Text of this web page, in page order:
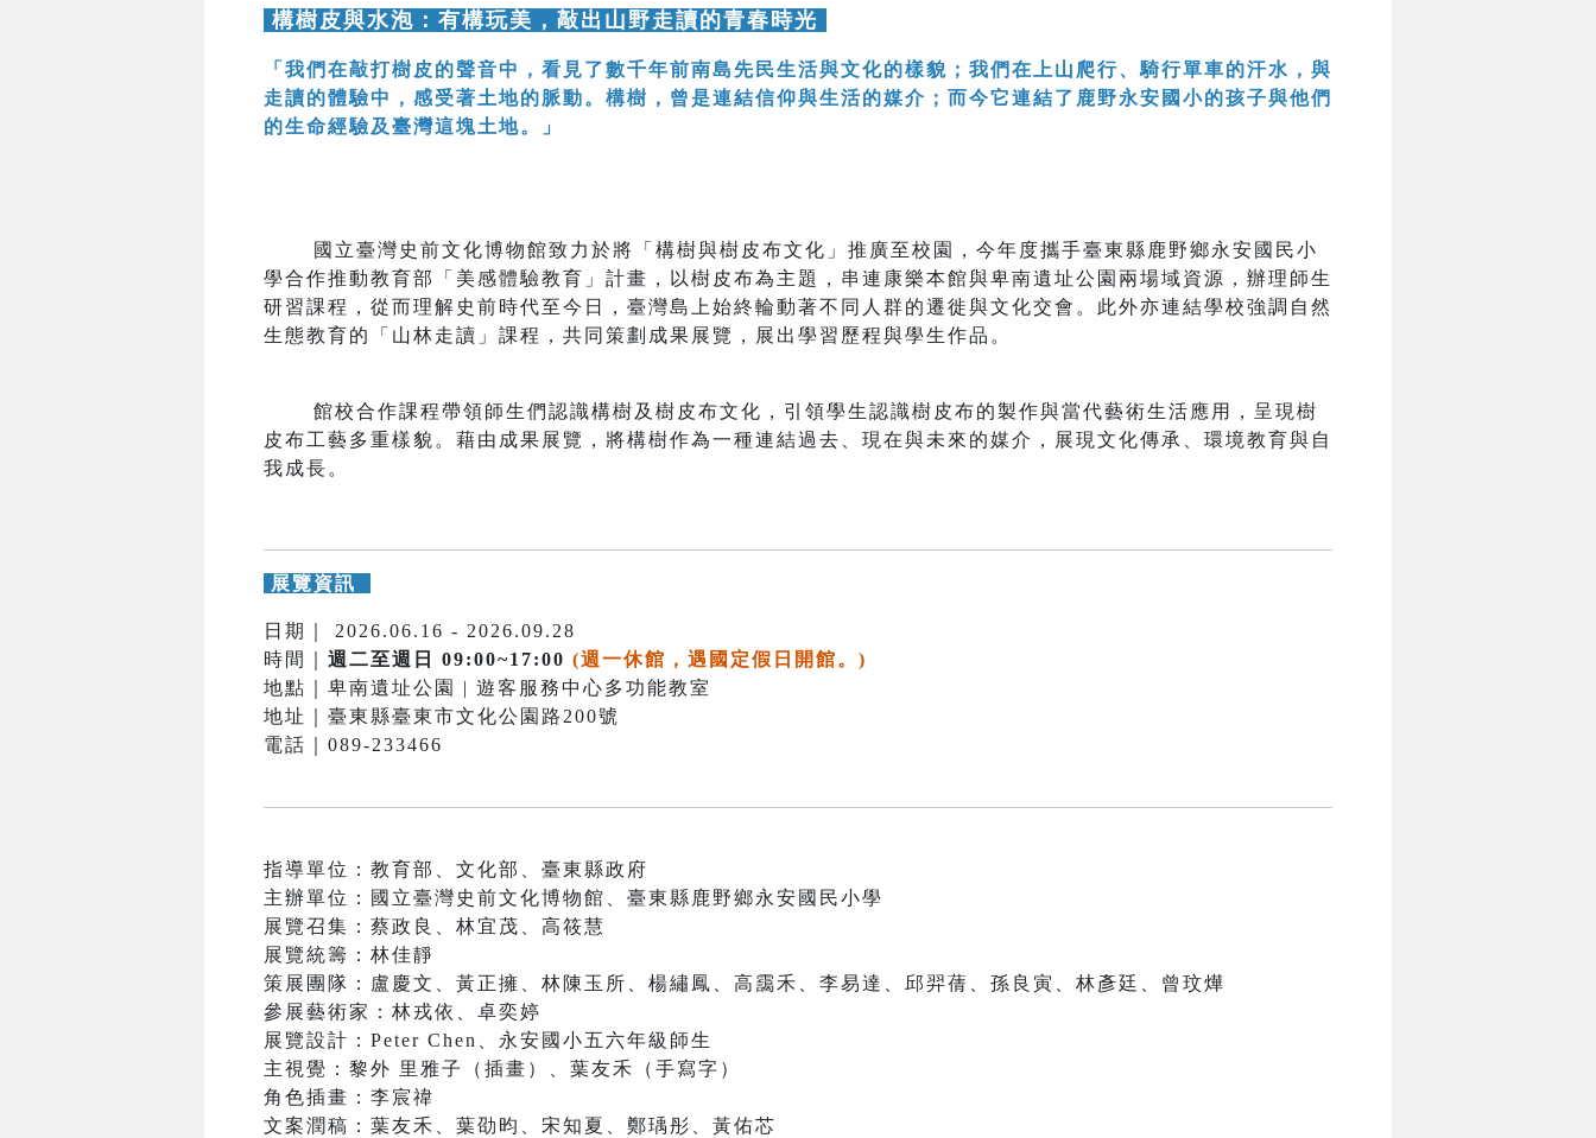
構樹皮與水泡：有構玩美，敲出山野走讀的青春時光
「我們在敲打樹皮的聲音中，看見了數千年前南島先民生活與文化的樣貌；我們在上山爬行、騎行單車的汗水，與
走讀的體驗中，感受著土地的脈動。構樹，曾是連結信仰與生活的媒介；而今它連結了鹿野永安國小的孩子與他們
的生命經驗及臺灣這塊土地。」
國立臺灣史前文化博物館致力於將「構樹與樹皮布文化」推廣至校園，今年度攜手臺東縣鹿野鄉永安國民小
學合作推動教育部「美感體驗教育」計畫，以樹皮布為主題，串連康樂本館與卑南遺址公園兩場域資源，辦理師生
研習課程，從而理解史前時代至今日，臺灣島上始終輪動著不同人群的遷徙與文化交會。此外亦連結學校強調自然
生態教育的「山林走讀」課程，共同策劃成果展覽，展出學習歷程與學生作品。
館校合作課程帶領師生們認識構樹及樹皮布文化，引領學生認識樹皮布的製作與當代藝術生活應用，呈現樹
皮布工藝多重樣貌。藉由成果展覽，將構樹作為一種連結過去、現在與未來的媒介，展現文化傳承、環境教育與自
我成長。
展覽資訊
日期｜ 2026.06.16 - 2026.09.28
時間｜ 週二至週日 09:00~17:00 (週一休館，遇國定假日開館。)
地點｜卑南遺址公園 | 遊客服務中心多功能教室
地址｜臺東縣臺東市文化公園路200號
電話｜089-233466
指導單位：教育部、文化部、臺東縣政府
主辦單位：國立臺灣史前文化博物館、臺東縣鹿野鄉永安國民小學
展覽召集：蔡政良、林宜茂、高筱慧
展覽統籌：林佳靜
策展團隊：盧慶文、黃正擁、林陳玉所、楊繡鳳、高靄禾、李易達、邱羿蒨、孫良寅、林彥廷、曾玟燁
參展藝術家：林戎依、卓奕婷
展覽設計：Peter Chen、永安國小五六年級師生
主視覺：黎外 里雅子（插畫）、葉友禾（手寫字）
角色插畫：李宸禕
文案潤稿：葉友禾、葉劭昀、宋知夏、鄭瑀彤、黃佑芯